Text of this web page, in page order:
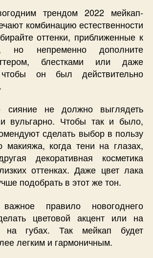
трендом 2022 мейкап-
комбинацию естественности
оттенки, приближенные к
но непременно дополните
блестками или даже
он был действительно
не должно выглядеть
вульгарно. Чтобы так и было,
сделать выбор в пользу
макияжа, когда тени на глазах,
декоративная косметика
оттенках. Даже цвет лака
подобрать в этот же тон.
правило новогоднего
цветовой акцент или на
на губах. Так мейкап будет
легким и гармоничным.